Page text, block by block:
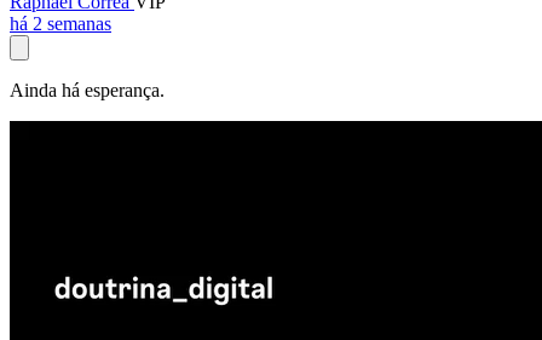
há 2 semanas
Ainda há esperança.